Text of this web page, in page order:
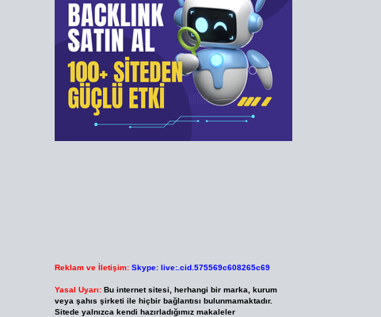
Reklam ve İletişim: Skype: live:.cid.575569c608265c69
Yasal Uyarı: Bu internet sitesi, herhangi bir marka, kurum
veya şahıs şirketi ile hiçbir bağlantısı bulunmamaktadır.
Sitede yalnızca kendi hazırladığımız makaleler